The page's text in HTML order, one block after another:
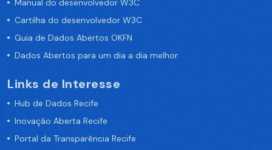
Manual do desenvolvedor W3C
Cartilha do desenvolvedor W3C
Guia de Dados Abertos OKFN
Dados Abertos para um dia a dia melhor
Links de Interesse
Hub de Dados Recife
Inovação Aberta Recife
Portal da Transparência Recife